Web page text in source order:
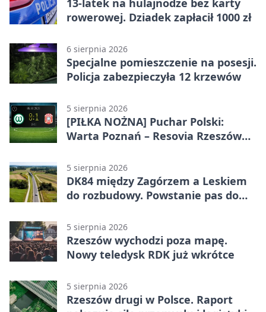
rowerowej. Dziadek zapłacił 1000 zł
6 sierpnia 2026
Specjalne pomieszczenie na posesji.
Policja zabezpieczyła 12 krzewów
5 sierpnia 2026
[PIŁKA NOŻNA] Puchar Polski:
Warta Poznań – Resovia Rzeszów
pierwszoligowca
5 sierpnia 2026
DK84 między Zagórzem a Leskiem
do rozbudowy. Powstanie pas do
5 sierpnia 2026
Rzeszów wychodzi poza mapę.
Nowy teledysk RDK już wkrótce
5 sierpnia 2026
Rzeszów drugi w Polsce. Raport